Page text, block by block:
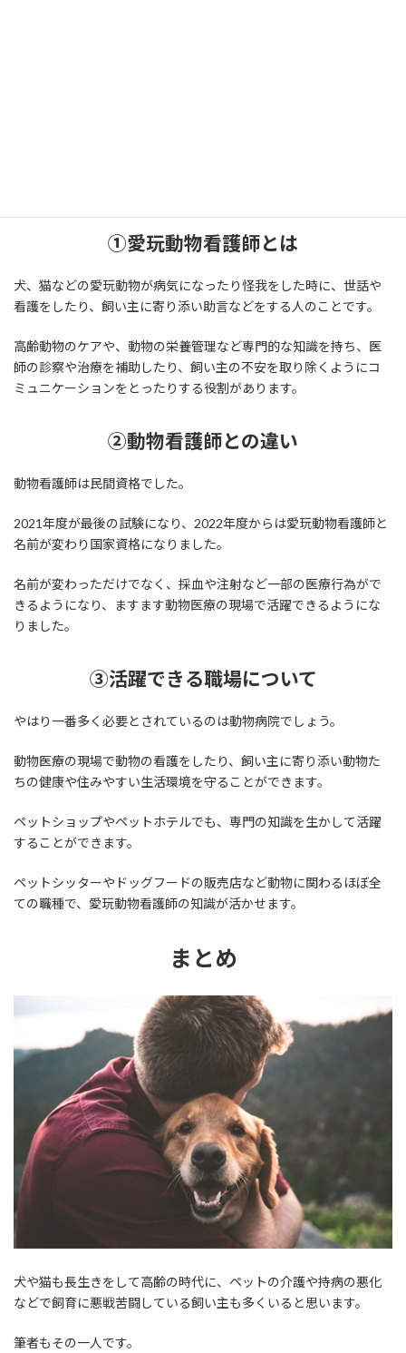
①愛玩動物看護師とは
犬、猫などの愛玩動物が病気になったり怪我をした時に、世話や
看護をしたり、飼い主に寄り添い助言などをする人のことです。
高齢動物のケアや、動物の栄養管理など専門的な知識を持ち、医
師の診察や治療を補助したり、飼い主の不安を取り除くようにコ
ミュニケーションをとったりする役割があります。
②動物看護師との違い
動物看護師は民間資格でした。
2021年度が最後の試験になり、2022年度からは愛玩動物看護師と
名前が変わり国家資格になりました。
名前が変わっただけでなく、採血や注射など一部の医療行為がで
きるようになり、ますます動物医療の現場で活躍できるようにな
りました。
③活躍できる職場について
やはり一番多く必要とされているのは動物病院でしょう。
動物医療の現場で動物の看護をしたり、飼い主に寄り添い動物た
ちの健康や住みやすい生活環境を守ることができます。
ペットショップやペットホテルでも、専門の知識を生かして活躍
することができます。
ペットシッターやドッグフードの販売店など動物に関わるほぼ全
ての職種で、愛玩動物看護師の知識が活かせます。
まとめ
犬や猫も長生きをして高齢の時代に、ペットの介護や持病の悪化
などで飼育に悪戦苦闘している飼い主も多くいると思います。
筆者もその一人です。